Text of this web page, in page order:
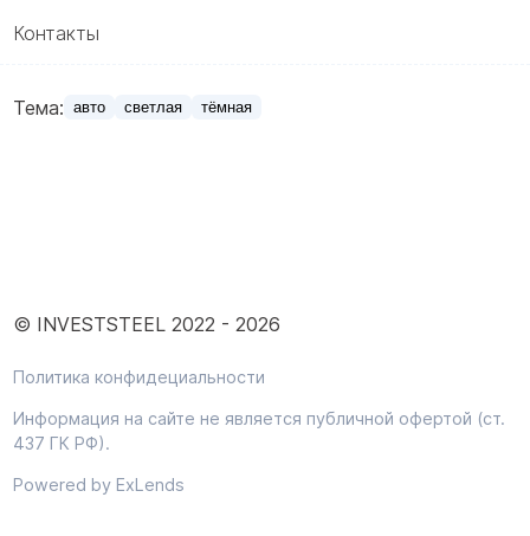
Контакты
Тема: авто светлая тёмная
© INVESTSTEEL 2022 - 2026
Политика конфидециальности
Информация на сайте не является публичной офертой (ст.
437 ГК РФ).
Powered by ExLends